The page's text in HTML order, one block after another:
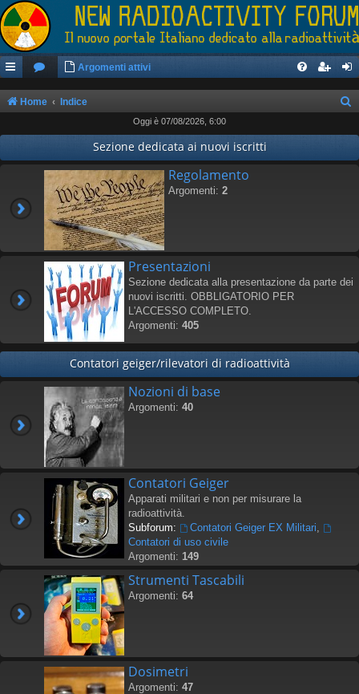
Argomenti attivi
Home Indice
c
Oggi è 07/08/2026, 6:00
Sezione dedicata ai nuovi iscritti
Regolamento
Argomenti: 2
Presentazioni
Sezione dedicata alla presentazione da parte dei
nuovi iscritti. OBBLIGATORIO PER
L'ACCESSO COMPLETO.
Argomenti: 405
Contatori geiger/rilevatori di radioattività
Nozioni di base
Argomenti: 40
Contatori Geiger
Apparati militari e non per misurare la
radioattività.
Subforum:
Contatori Geiger EX Militari,
Contatori di uso civile
Argomenti: 149
Strumenti Tascabili
Argomenti: 64
Dosimetri
Argomenti: 47